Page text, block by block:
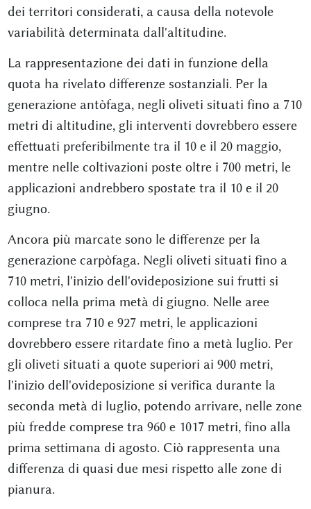
dei territori considerati, a causa della notevole
variabilità determinata dall'altitudine.
La rappresentazione dei dati in funzione della
quota ha rivelato differenze sostanziali. Per la
generazione antòfaga, negli oliveti situati fino a 710
metri di altitudine, gli interventi dovrebbero essere
effettuati preferibilmente tra il 10 e il 20 maggio,
mentre nelle coltivazioni poste oltre i 700 metri, le
applicazioni andrebbero spostate tra il 10 e il 20
giugno.
Ancora più marcate sono le differenze per la
generazione carpòfaga. Negli oliveti situati fino a
710 metri, l'inizio dell'ovideposizione sui frutti si
colloca nella prima metà di giugno. Nelle aree
comprese tra 710 e 927 metri, le applicazioni
dovrebbero essere ritardate fino a metà luglio. Per
gli oliveti situati a quote superiori ai 900 metri,
l'inizio dell'ovideposizione si verifica durante la
seconda metà di luglio, potendo arrivare, nelle zone
più fredde comprese tra 960 e 1017 metri, fino alla
prima settimana di agosto. Ciò rappresenta una
differenza di quasi due mesi rispetto alle zone di
pianura.